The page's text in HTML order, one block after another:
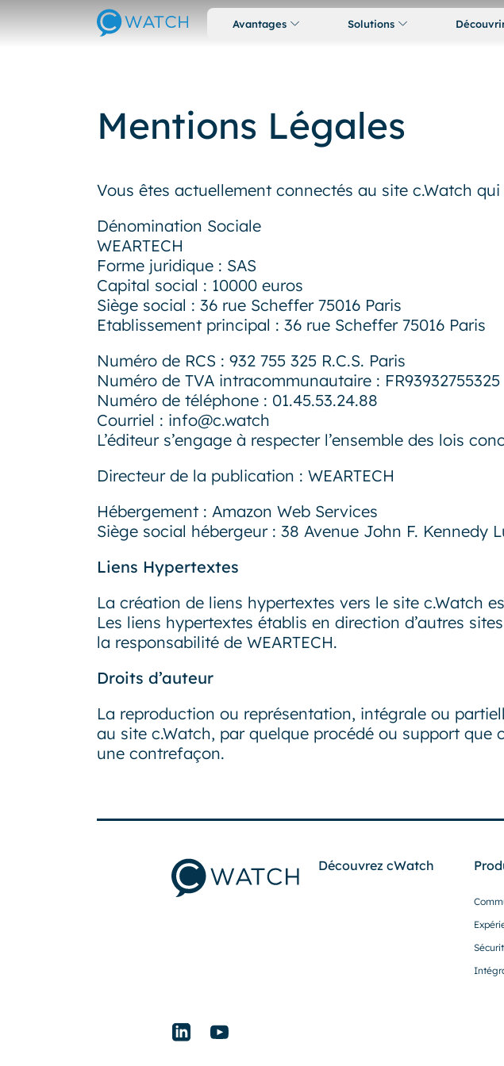
Avantages Solutions
Mentions Légales
Vous êtes actuellement connectés au site c.Watch qui
Dénomination Sociale
WEARTECH
Forme juridique : SAS
Capital social : 10000 euros
Siège social : 36 rue Scheffer 75016 Paris
Etablissement principal : 36 rue Scheffer 75016 Paris
Numéro de RCS : 932 755 325 R.C.S. Paris
Numéro de TVA intracommunautaire : FR93932755325
Numéro de téléphone : 01.45.53.24.88
Courriel : info@c.watch
L’éditeur s’engage à respecter l’ensemble des lois
Directeur de la publication : WEARTECH
Hébergement : Amazon Web Services
Siège social hébergeur : 38 Avenue John F. Kennedy
Liens Hypertextes
La création de liens hypertextes vers le site c.Watch
Les liens hypertextes établis en direction d’autres
la responsabilité de WEARTECH.
Droits d’auteur
La reproduction ou représentation, intégrale ou
au site c.Watch, par quelque procédé ou support que
une contrefaçon.
Découvrez cWatch